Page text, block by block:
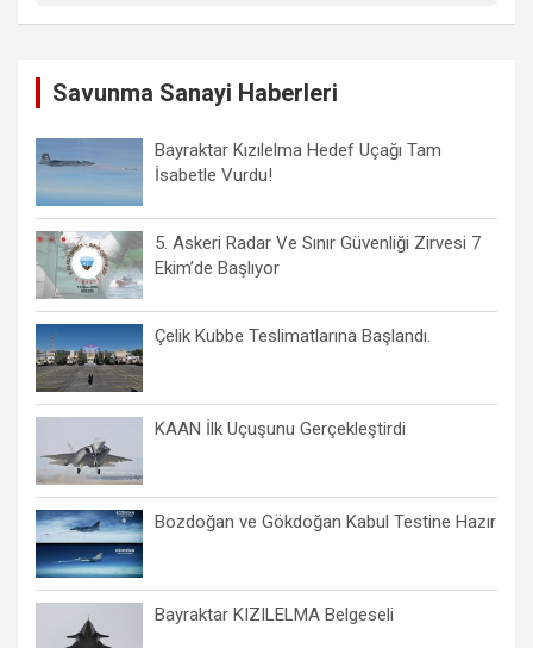
Savunma Sanayi Haberleri
Bayraktar Kızılelma Hedef Uçağı Tam
İsabetle Vurdu!
5. Askeri Radar Ve Sınır Güvenliği Zirvesi 7
Ekim’de Başlıyor
Çelik Kubbe Teslimatlarına Başlandı.
KAAN İlk Uçuşunu Gerçekleştirdi
Bozdoğan ve Gökdoğan Kabul Testine Hazır
Bayraktar KIZILELMA Belgeseli